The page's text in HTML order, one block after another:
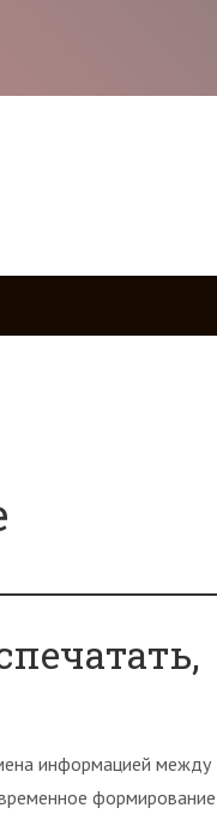
информацией между
формирование